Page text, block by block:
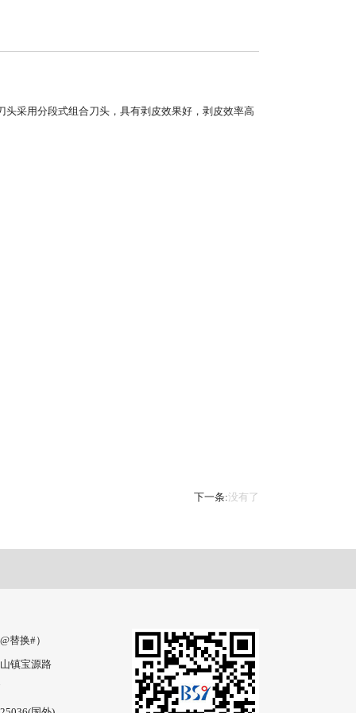
采用分段式组合刀头，具有剥皮效果好，剥皮效率高
下一条:没有了
替换#）
镇宝源路